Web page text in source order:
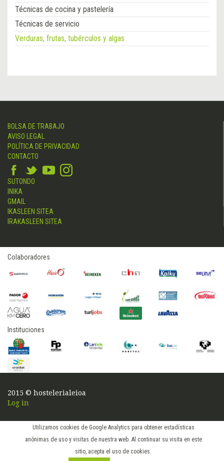
Utilizamos cookies de Google Analytics para obtener estadísticas
anónimas de uso y visitas de nuestra web. Al continuar su visita en este
sitio, acepta el uso de cookies.
Técnicas de cocina y pastelería
Técnicas de servicio
Verduras, frutas, tubérculos y algas
BOLSA DE TRABAJO
AVISO LEGAL
POLÍTICA DE PRIVACIDAD
CONTACTO
SUTONDO
INIKA
GMAIL
IKASLEEN SITEA
IRAKASLEEN SITEA
Colaboradores
Instituciones
2015 © hostelerialeioa
Log in